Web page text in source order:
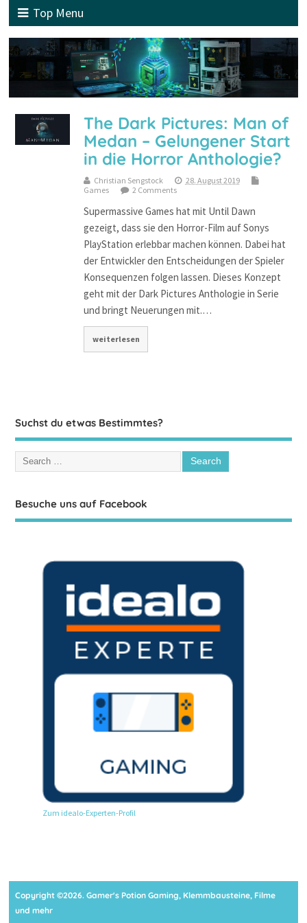
Top Menu
The Dark Pictures: Man of
Medan – Gelungener Start
in die Horror Anthologie?
Christian Sengstock
28. August 2019
Games
2 Comments
Supermassive Games hat mit Until Dawn
gezeigt, dass sie den Horror-Film auf Sonys
PlayStation erlebbar machen können. Dabei hat
der Entwickler den Entscheidungen der Spieler
Konsequenzen folgen lassen. Dieses Konzept
geht mit der Dark Pictures Anthologie in Serie
und bringt Neuerungen mit.…
weiterlesen
Suchst du etwas Bestimmtes?
Besuche uns auf Facebook
Zum idealo-Experten-Profil
Copyright ©2026. Gamer's Potion Gaming, Klemmbausteine, Filme
und mehr